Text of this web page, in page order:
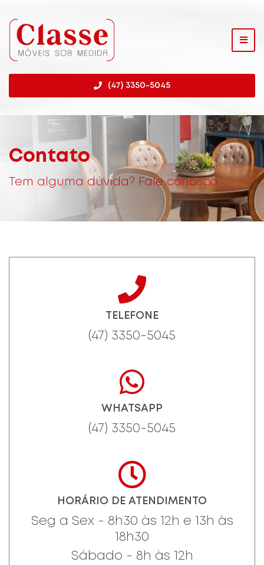
(47) 3350-5045
Contato
Tem alguma dúvida? Fale conosco
TELEFONE
(47) 3350-5045
WHATSAPP
(47) 3350-5045
HORÁRIO DE ATENDIMENTO
Seg a Sex - 8h30 às 12h e 13h às
18h30
Sábado - 8h às 12h